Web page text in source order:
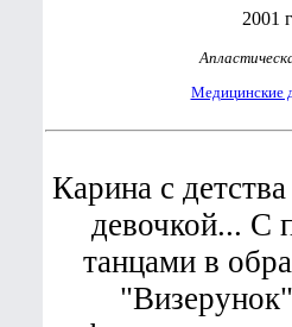
2001
Медицинские
Карина с
девочкой... С
танцами в